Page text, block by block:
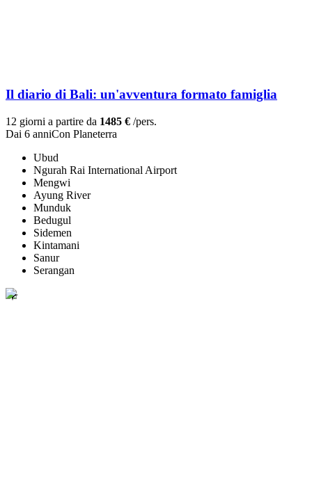
Il diario di Bali: un'avventura formato famiglia
12 giorni a partire da 1485 € /pers.
Dai 6 anniCon Planeterra
Ubud
Ngurah Rai International Airport
Mengwi
Ayung River
Munduk
Bedugul
Sidemen
Kintamani
Sanur
Serangan